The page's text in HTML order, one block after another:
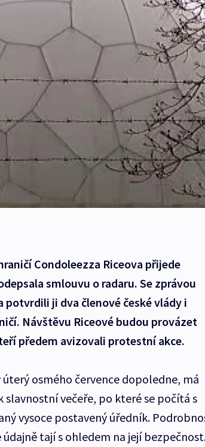
Condoleezza Riceova přijede
smlouvu o radaru. Se zprávou
potvrdili ji dva členové české vlády i
Návštěvu Riceové budou provázet
předem avizovali protestní akce.
osmého července dopoledne, má
večeře, po které se počítá s
vysoce postavený úředník.
tají s ohledem na její